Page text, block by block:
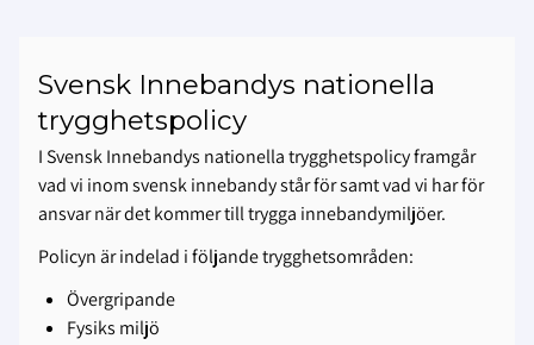
Svensk Innebandys nationella
trygghetspolicy
I Svensk Innebandys nationella trygghetspolicy framgår
vad vi inom svensk innebandy står för samt vad vi har för
ansvar när det kommer till trygga innebandymiljöer.
Policyn är indelad i följande trygghetsområden:
Övergripande
Fysiks miljö